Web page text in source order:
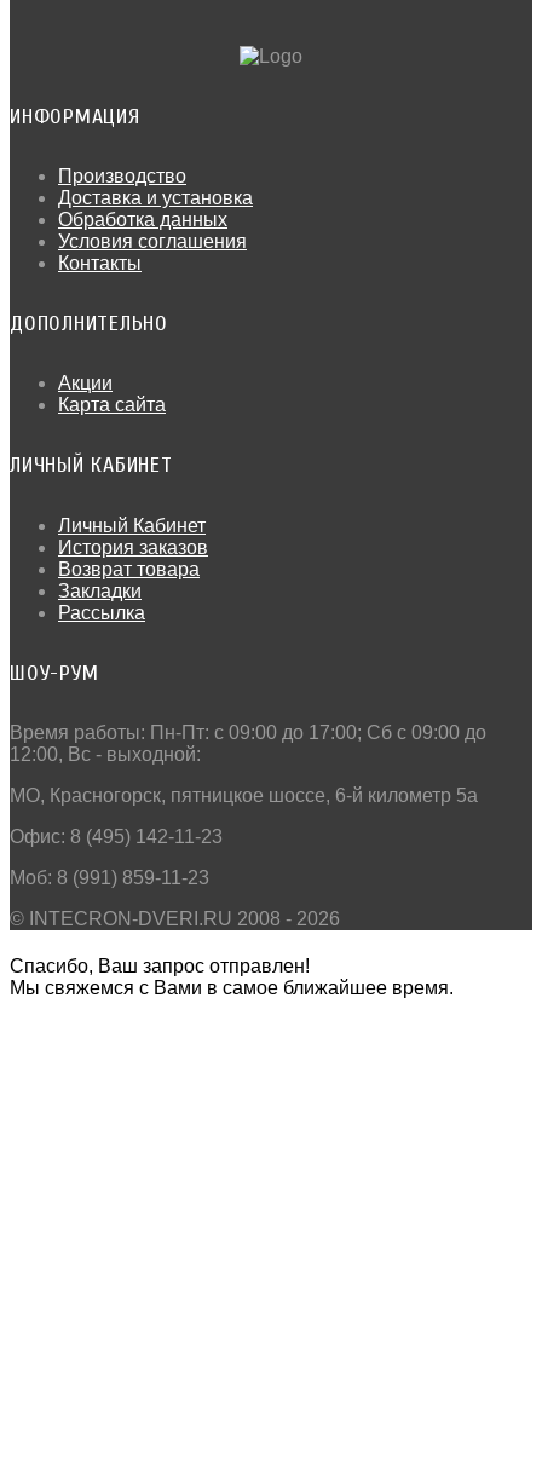
ИНФОРМАЦИЯ
Производство
Доставка и установка
Обработка данных
Условия соглашения
Контакты
ДОПОЛНИТЕЛЬНО
Акции
Карта сайта
ЛИЧНЫЙ КАБИНЕТ
Личный Кабинет
История заказов
Возврат товара
Закладки
Рассылка
ШОУ-РУМ
Время работы: Пн-Пт: c 09:00 до 17:00; Сб с 09:00 до
12:00, Вс - выходной:
МО, Красногорск, пятницкое шоссе, 6-й километр 5а
Офис: 8 (495) 142-11-23
Моб: 8 (991) 859-11-23
© INTECRON-DVERI.RU 2008 - 2026
Спасибо, Ваш запрос отправлен!
Мы свяжемся с Вами в самое ближайшее время.